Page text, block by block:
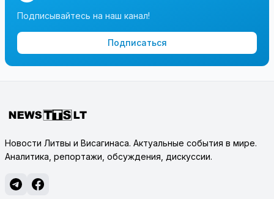
Подписывайтесь на наш канал!
Подписаться
Новости Литвы и Висагинаса. Актуальные события в мире.
Аналитика, репортажи, обсуждения, дискуссии.